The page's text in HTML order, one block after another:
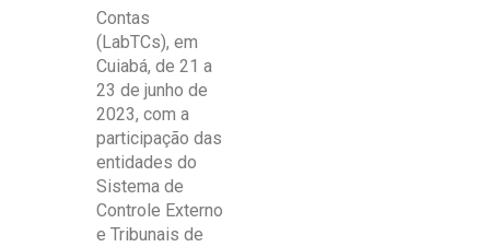
Contas
(LabTCs), em
Cuiabá, de 21 a
23 de junho de
2023, com a
participação das
entidades do
Sistema de
Controle Externo
e Tribunais de